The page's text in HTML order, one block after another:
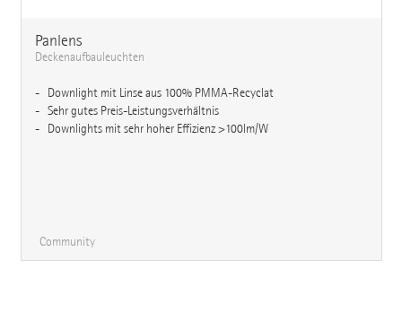
Panlens
Deckenaufbauleuchten
Downlight mit Linse aus 100% PMMA-Recyclat
Sehr gutes Preis-Leistungsverhältnis
Downlights mit sehr hoher Effizienz >100lm/W
Community